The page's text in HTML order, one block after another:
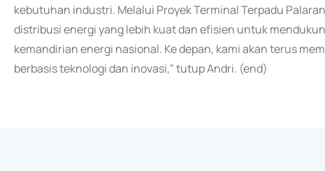
kebutuhan industri. Melalui Proyek Terminal Terpadu
distribusi energi yang lebih kuat dan efisien untuk
kemandirian energi nasional. Ke depan, kami akan terus
berbasis teknologi dan inovasi," tutup Andri. (end)